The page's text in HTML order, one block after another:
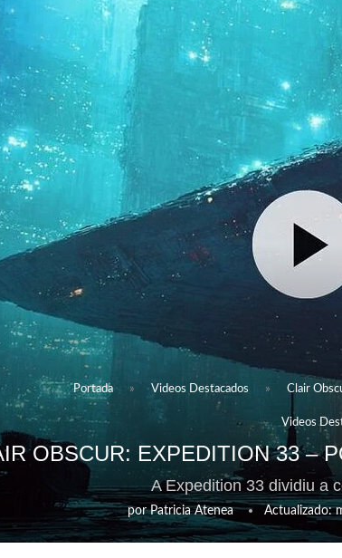
Portada » Videos Destacados » Clair
Videos
OBSCUR: EXPEDITION 33 –
A Expedition 33 dividiu a
porPatricia Atenea Actualizado: